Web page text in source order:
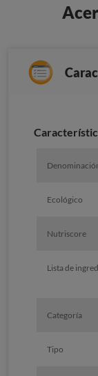
Ecológico
Nutriscore
Lista de
Categoría
Tipo